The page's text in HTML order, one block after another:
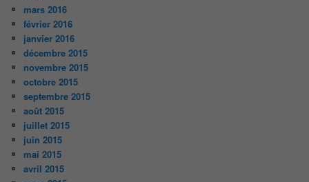
mars 2016
février 2016
janvier 2016
décembre 2015
novembre 2015
octobre 2015
septembre 2015
août 2015
juillet 2015
juin 2015
mai 2015
avril 2015